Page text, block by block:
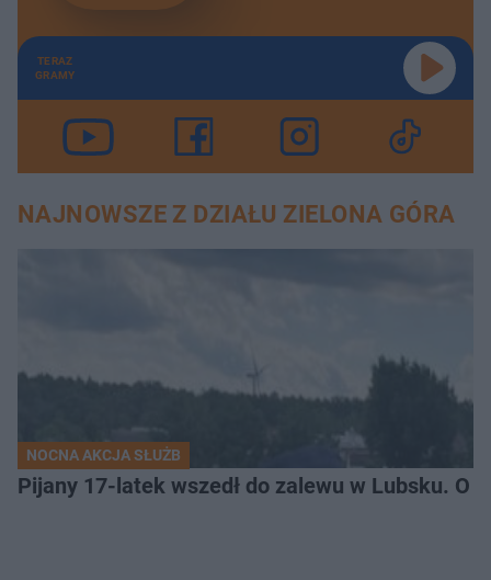
TERAZ
GRAMY
NAJNOWSZE Z DZIAŁU ZIELONA GÓRA
NOCNA AKCJA SŁUŻB
Pijany 17-latek wszedł do zalewu w Lubsku. O